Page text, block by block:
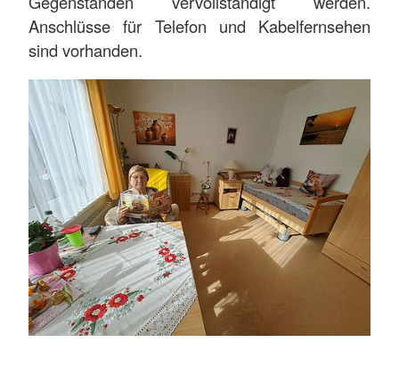
Anschlüsse für Telefon und Kabelfernsehen
sind vorhanden.